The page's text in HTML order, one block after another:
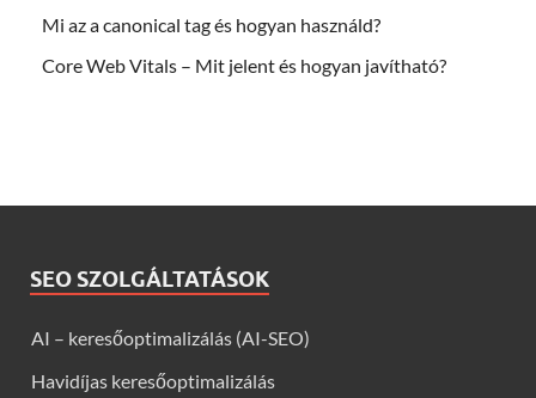
Mi az a canonical tag és hogyan használd?
Core Web Vitals – Mit jelent és hogyan javítható?
SEO SZOLGÁLTATÁSOK
AI – keresőoptimalizálás (AI-SEO)
Havidíjas keresőoptimalizálás